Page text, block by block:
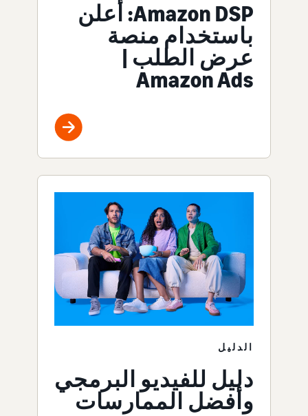
Amazon DSP: أعلن
باستخدام منصة
عرض الطلب |
Amazon Ads
الدليل
دليل للفيديو البرمجي
وأفضل الممارسات